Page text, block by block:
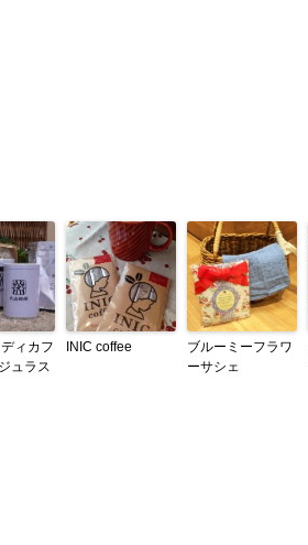
ィカフ
ュラス
INIC coffee
ブルーミーフラワ
ーサシェ